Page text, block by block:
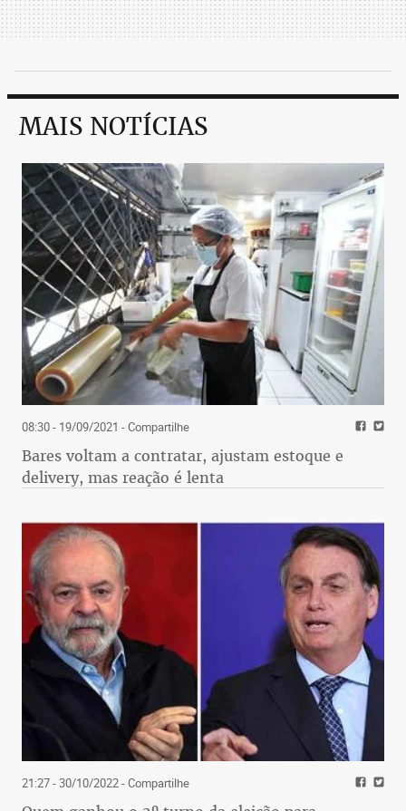
MAIS NOTÍCIAS
08:30 - 19/09/2021 - Compartilhe
Bares voltam a contratar, ajustam estoque e
delivery, mas reação é lenta
21:27 - 30/10/2022- Compartilhe